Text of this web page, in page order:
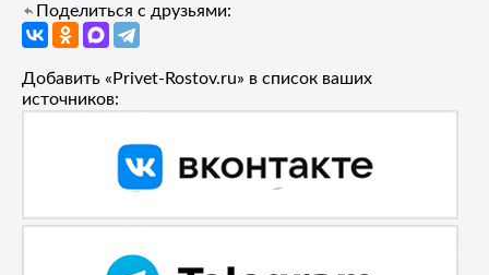
Поделиться с друзьями:
Добавить «Privet-Rostov.ru» в список ваших
источников: